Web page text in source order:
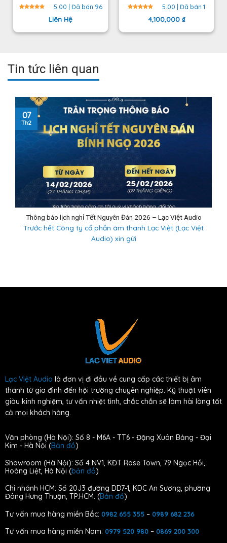
5.00 | Đã bán 96
Liên Hệ
5.00 | Đã bán 1
4,100,000 ₫
Tin tức liên quan
Thông báo lịch nghỉ Tết Nguyên Đán 2026 – Lạc Việt Audio
Trước hết Công ty cổ phần âm thanh Lạc Việt (Lạc Việt
Audio) xin gửi
07
Th2
Lạc Việt Audio là đơn vị đi đầu về cung cấp các thiết bị âm
thanh từ gia đình đến hội trường chuyên nghiệp. Kỹ thuật viên
giàu kinh nghiệm, tư vấn nhiệt tình, chắc chắn sẽ làm hài lòng tất
cả mọi khách hàng.
Văn phòng (Hà Nội): Số 8 - M6A - TT6 - Đặng Xuân Bảng - Đại
Kim - Hà Nội (Bản đồ)
Showroom (Hà Nội): Số 4 NV1, KĐT Rose Town, 79 Ngọc Hồi,
Hoàng Liệt, Hà Nội (bản đồ)
Chi nhánh HCM: Số 20J3 đường DD7-1, KDC An Sương, phường
Đông Hưng Thuận, TP.HCM. (Bản đồ)
Tư vấn mua hàng miền Bắc: 0982 655 355– 0989 682 236
Tư vấn mua hàng miền Nam: 0979 520 980– 0869 200 300